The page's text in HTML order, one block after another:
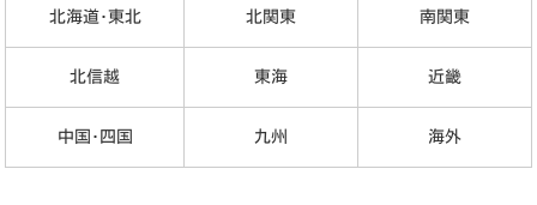
北海道･東北 北関東 南関東
北信越 東海 近畿
中国･四国 九州 海外